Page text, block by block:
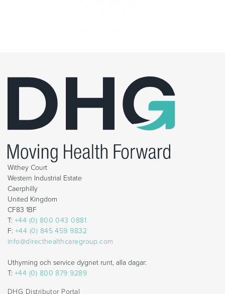
Withey Court
Western Industrial Estate
Caerphilly
United Kingdom
CF83 1BF
T: +44 (0) 800 043 0881
F: +44 (0) 845 459 9832
info@directhealthcaregroup.com
Uthyrning och service dygnet runt, alla dagar:
T: +44 (0) 800 879 9289
DHG Distributor Portal